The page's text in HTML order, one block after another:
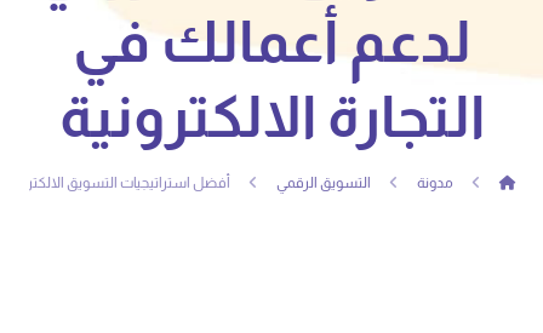
لدعم أعمالك في
التجارة الالكترونية
مدونة التسويق الرقمي أفضل استراتيجيات التسويق الالكتروني